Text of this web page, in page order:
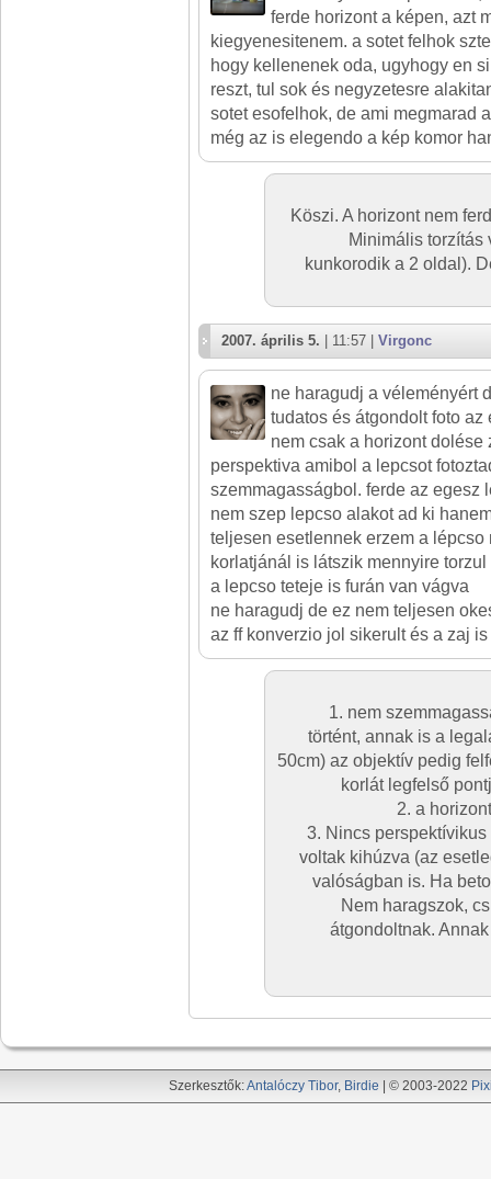
ferde horizont a képen, azt
kiegyenesitenem. a sotet felhok
hogy kellenenek oda, ugyhogy en
reszt, tul sok és negyzetesre
sotet esofelhok, de ami megmarad
még az is elegendo a kép komor
Köszi. A horizont nem
Minimális torzítás
kunkorodik a 2 oldal).
2007. április 5. | 11:57 | Virgonc
ne haragudj a véleményért
tudatos és átgondolt foto
nem csak a horizont dolése
perspektiva amibol a lepcsot
szemmagasságbol. ferde az egesz
nem szep lepcso alakot ad ki
teljesen esetlennek erzem a
korlatjánál is látszik mennyire torzul
a lepcso teteje is furán van vágva
ne haragudj de ez nem teljesen
az ff konverzio jol sikerult és a zaj
1. nem
történt, annak is a
50cm) az objektív pedig
korlát legfelső
2. a
3. Nincs
voltak kihúzva (az
valóságban is. Ha
Nem haragszok,
átgondoltnak.
Szerkesztők:Antalóczy Tibor, Birdie | © 2003-2022